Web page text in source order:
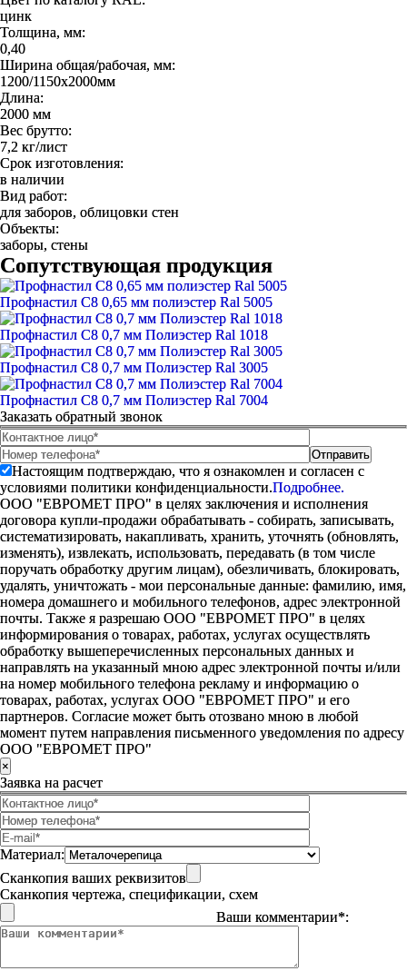
цинк
Толщина, мм:
0,40
Ширина общая/рабочая, мм:
1200/1150x2000мм
Длина:
2000 мм
Вес брутто:
7,2 кг/лист
Срок изготовления:
в наличии
Вид работ:
для заборов, облицовки стен
Объекты:
заборы, стены
Сопутствующая продукция
Профнастил С8 0,65 мм полиэстер Ral 5005
Профнастил С8 0,7 мм Полиэстер Ral 1018
Профнастил С8 0,7 мм Полиэстер Ral 3005
Профнастил С8 0,7 мм Полиэстер Ral 7004
Заказать обратный звонок
Настоящим подтверждаю, что я ознакомлен и согласен с
условиями политики конфиденциальности.Подробнее.
ООО "ЕВРОМЕТ ПРО" в целях заключения и исполнения
договора купли-продажи обрабатывать - собирать, записывать,
систематизировать, накапливать, хранить, уточнять (обновлять,
изменять), извлекать, использовать, передавать (в том числе
поручать обработку другим лицам), обезличивать, блокировать,
удалять, уничтожать - мои персональные данные: фамилию, имя,
номера домашнего и мобильного телефонов, адрес электронной
почты. Также я разрешаю ООО "ЕВРОМЕТ ПРО" в целях
информирования о товарах, работах, услугах осуществлять
обработку вышеперечисленных персональных данных и
направлять на указанный мною адрес электронной почты и/или
на номер мобильного телефона рекламу и информацию о
товарах, работах, услугах ООО "ЕВРОМЕТ ПРО" и его
партнеров. Согласие может быть отозвано мною в любой
момент путем направления письменного уведомления по адресу
ООО "ЕВРОМЕТ ПРО"
×
Заявка на расчет
Материал:
Сканкопия ваших реквизитов
Сканкопия чертежа, спецификации, схем
Ваши комментарии*: